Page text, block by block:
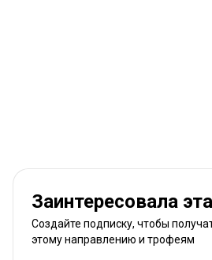
Заинтересовала
Создайте подписку, чтобы
этому направлению и трофеям